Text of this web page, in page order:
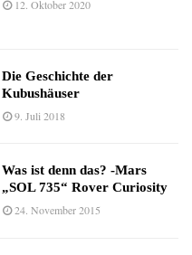
12. Oktober 2020
Die Geschichte der
Kubushäuser
9. Juli 2018
Was ist denn das? -Mars
„SOL 735“ Rover Curiosity
24. November 2015